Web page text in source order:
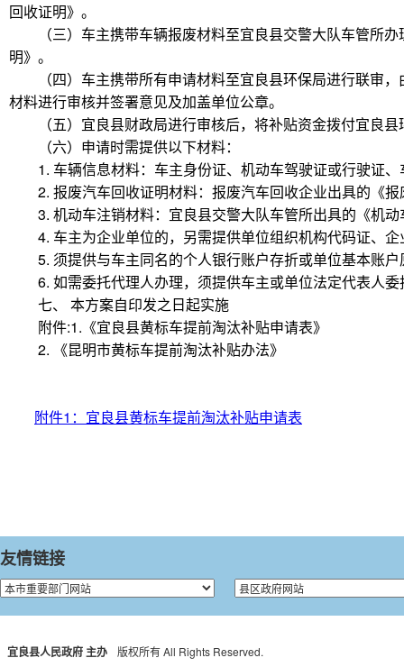
回收证明》。
（三）车主携带车辆报废材料至宜良县交警大队车管所
明》。
（四）车主携带所有申请材料至宜良县环保局进行联审
材料进行审核并签署意见及加盖单位公章。
（五）宜良县财政局进行审核后，将补贴资金拨付宜良
（六）申请时需提供以下材料：
1. 车辆信息材料：车主身份证、机动车驾驶证或行驶证
2. 报废汽车回收证明材料：报废汽车回收企业出具的《
3. 机动车注销材料：宜良县交警大队车管所出具的《机
4. 车主为企业单位的，另需提供单位组织机构代码证、
5. 须提供与车主同名的个人银行账户存折或单位基本账
6. 如需委托代理人办理，须提供车主或单位法定代表人
七、 本方案自印发之日起实施
附件:1.《宜良县黄标车提前淘汰补贴申请表》
2. 《昆明市黄标车提前淘汰补贴办法》
附件1：宜良县黄标车提前淘汰补贴申请表
友情链接
宜良县人民政府 主办 版权所有 All Rights Reserved.